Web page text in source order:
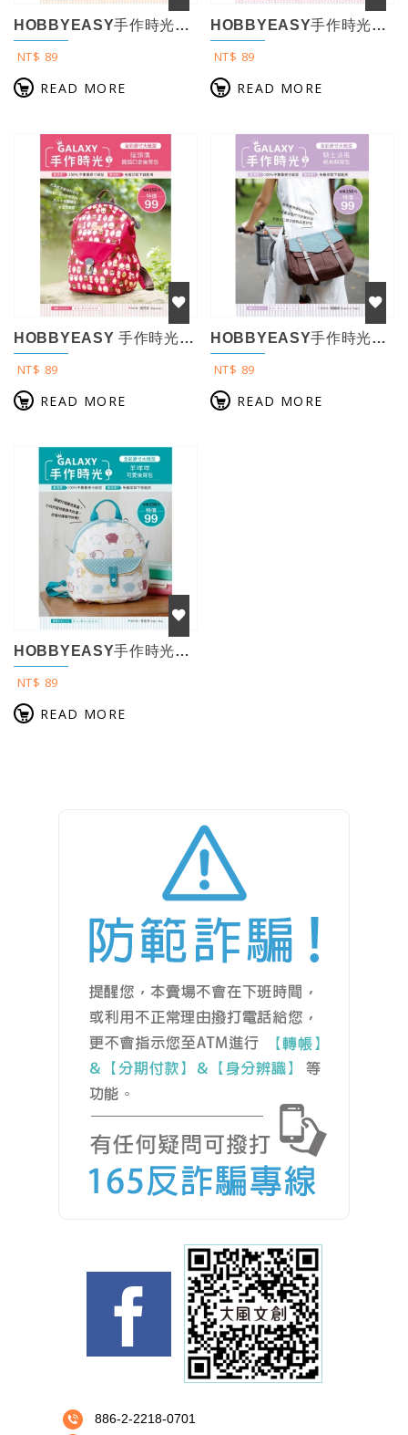
HOBBYEASY手作時光no.5 全彩原寸大紙型×完整教學講義：都會風時尚幾何...
NT$ 89
READ MORE
HOBBYEASY手作時光no.6 全彩原寸大紙型×完整教學講義：輕旅行機能後背...
NT$ 89
READ MORE
HOBBYEASY 手作時光no.3 :全彩原寸大紙型×完整教學講義：貓頭鷹圓弧...
NT$ 89
READ MORE
HOBBYEASY手作時光no.2 全彩原寸大紙型×完整教學講義：騎士追風帆布...
NT$ 89
READ MORE
HOBBYEASY手作時光no.1 全彩原寸大紙型×完整教學講義：羊咩咩可愛後背...
NT$ 89
READ MORE
886-2-2218-0701